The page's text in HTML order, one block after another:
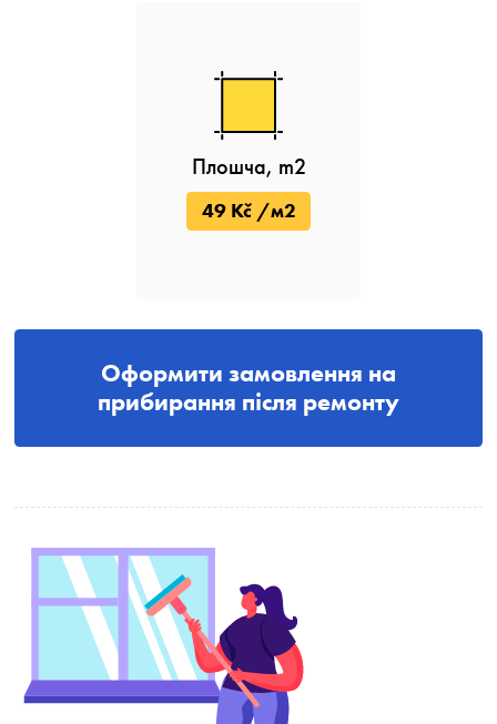
Плошча, m2
49 Kč /м2
Оформити замовлення на
прибирання після ремонту